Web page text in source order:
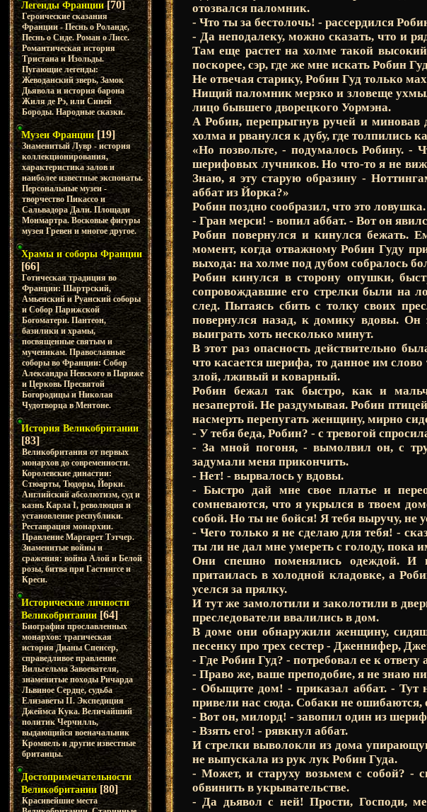
Легенды Франции [70]
Героические сказания
Франции - Песнь о Роланде,
Песнь о Сиде. Роман о Лисе.
Романтическая история
Тристана и Изольды.
Пугающие легенды:
Жеводанский зверь, Замок
Дьявола и история барона
Жиля де Рэ, или Синей
Бороды. Народные сказки.
Музеи Франции [19]
Знаменитый Лувр - история
коллекционирования,
характеристика залов и
наиболее известные экспонаты.
Персональные музеи -
творчество Пикассо и
Сальвадора Дали. Площади
Монмартра. Восковые фигуры
музея Гревен и многое другое.
Храмы и соборы Франции
[66]
Готическая традиция во
Франции: Шартрский,
Амьенский и Руанский соборы
и Собор Парижской
Богоматери. Пантеон,
базилики и храмы,
посвященные святым и
мученикам. Православные
соборы во Франции: Собор
Александра Невского в Париже
и Церковь Пресвятой
Богородицы и Николая
Чудотворца в Ментоне.
История Великобритании
[83]
Великобритания от первых
монархов до современности.
Королевские династии:
Стюарты, Тюдоры, Йорки.
Английский абсолютизм, суд и
казнь Карла I, революция и
установление республики.
Реставрация монархии.
Правление Маргарет Тэтчер.
Знаменитые войны и
сражения: война Алой и Белой
розы, битва при Гастингсе и
Креси.
Исторические личности
Великобритании [64]
Биография прославленных
монархов: трагическая
история Дианы Спенсер,
справедливое правление
Вильгельма Завоевателя,
знаменитые походы Ричарда
Львиное Сердце, судьба
Елизаветы II. Экспедиция
Джеймса Кука. Величайший
политик Черчилль,
выдающийся военачальник
Кромвель и другие известные
британцы.
Достопримечательности
Великобритании [80]
Красивейшие места
отозвался паломник.
- Что ты за бестолочь! - рассердился
- Да неподалеку, можно сказать, что и
Там еще растет на холме такой
поскорее, сэр, где же мне искать Робин
Не отвечая старику, Робин Гуд только
Нищий паломник мерзко и зловеще
лицо бывшего дворецкого Уормэна.
А Робин, перепрыгнув ручей и
холма и рванулся к дубу, где толпились
«Но позвольте, - подумалось Робину. -
шерифовых лучников. Но что-то я не
Знаю, я эту старую образину -
аббат из Йорка?»
Робин поздно сообразил, что это ловушка.
- Гран мерси! - вопил аббат. - Вот он
Робин повернулся и кинулся бежать.
момент, когда отважному Робин Гуду
выхода: на холме под дубом собралось
Робин кинулся в сторону опушки,
сопровождавшие его стрелки были на
след. Пытаясь сбить с толку своих
повернулся назад, к домику вдовы. Он
выиграть хоть несколько минут.
В этот раз опасность действительно
что касается шерифа, то данное им
злой, лживый и коварный.
Робин бежал так быстро, как и
незапертой. Не раздумывая. Робин
насмерть перепугать женщину, мирно
- У тебя беда, Робин? - с тревогой
- За мной погоня, - вымолвил он, с
задумали меня прикончить.
- Нет! - вырвалось у вдовы.
- Быстро дай мне свое платье и
сомневаются, что я укрылся в твоем
собой. Но ты не бойся! Я тебя выручу, не
- Чего только я не сделаю для тебя! -
ты ли не дал мне умереть с голоду, пока
Они спешно поменялись одеждой. И
притаилась в холодной кладовке, а
уселся за прялку.
И тут же замолотили и заколотили в
преследователи ввалились в дом.
В доме они обнаружили женщину,
песенку про трех сестер - Дженнифер,
- Где Робин Гуд? - потребовал ее к ответу
- Право же, ваше преподобие, я не знаю
- Обыщите дом! - приказал аббат. - Тут
привели нас сюда. Собаки не ошибаются,
- Вот он, милорд! - завопил один из
- Взять его! - рявкнул аббат.
И стрелки выволокли из дома
не выпускала из рук лук Робин Гуда.
- Может, и старуху возьмем с собой? -
обвинить в укрывательстве.
- Да дьявол с ней! Прости, Господи,